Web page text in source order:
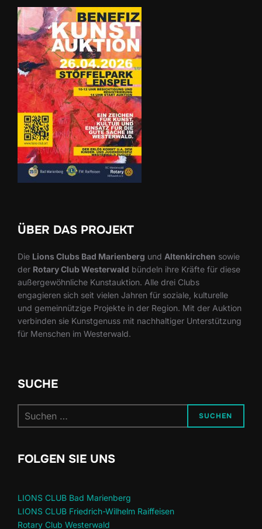
ÜBER DAS PROJEKT
Die Lions Clubs Bad Marienberg und Altenkirchen sowie
der Rotary Club Westerwald bündeln ihre Kräfte für diese
außergewöhnliche Kunstauktion. Alle drei Clubs
engagieren sich seit vielen Jahren für soziale, kulturelle
und gemeinnützige Projekte in der Region. Mit der Auktion
verbinden sie Kunstgenuss mit nachhaltiger Unterstützung
für Menschen im Westerwald.
SUCHE
nach:
SUCHEN
FOLGEN SIE UNS
LIONS CLUB Bad Marienberg
LIONS CLUB Friedrich-Wilhelm Raiffeisen
Rotary Club Westerwald